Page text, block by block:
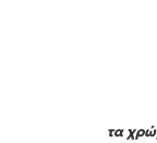
τα